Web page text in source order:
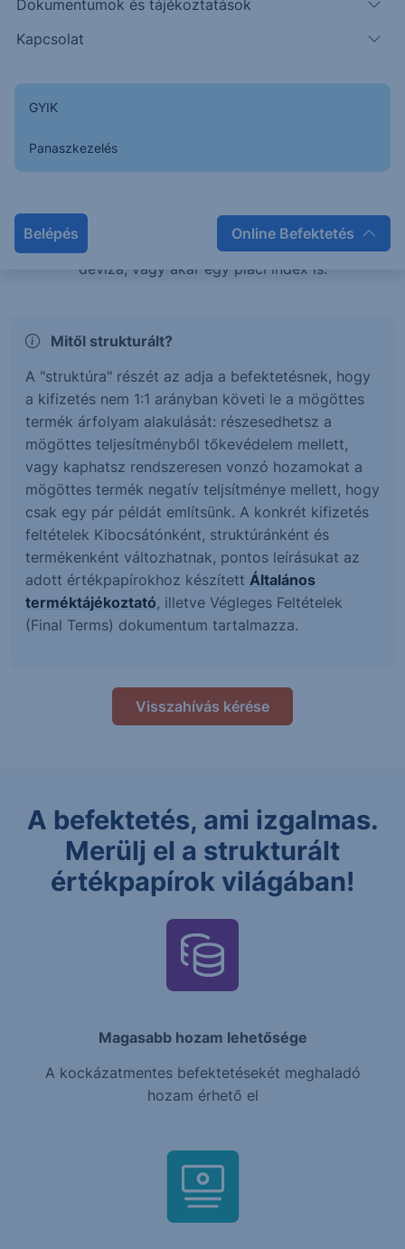
Dokumentumok és tájékoztatások
Kapcsolat
GYIK
Panaszkezelés
Belépés Online Befektetés
kiválasztott mögöttes piac vagy termékek negatív
részesülhetsz, vagy éppen tőkevédelem mellett érhetsz
Mi az a Strukturált értékpapír?
termékhez, vagy termékek kosarához kötött. Ez a
mögöttes termék lehet részvény, kötvény, árucikk,
deviza, vagy akár egy piaci index is.
Mitől strukturált?
A "struktúra" részét az adja a befektetésnek, hogy
a kifizetés nem 1:1 arányban követi le a mögöttes
termék árfolyam alakulását: részesedhetsz a
mögöttes teljesítményből tőkevédelem mellett,
vagy kaphatsz rendszeresen vonzó hozamokat a
mögöttes termék negatív teljsítménye mellett, hogy
csak egy pár példát említsünk. A konkrét kifizetés
feltételek Kibocsátónként, struktúránként és
termékenként változhatnak, pontos leírásukat az
adott értékpapírokhoz készített Általános
terméktájékoztató, illetve Végleges Feltételek
(Final Terms) dokumentum tartalmazza.
Visszahívás kérése
A befektetés, ami izgalmas.
Merülj el a strukturált
értékpapírok világában!
Magasabb hozam lehetősége
A kockázatmentes befektetésekét meghaladó
hozam érhető el